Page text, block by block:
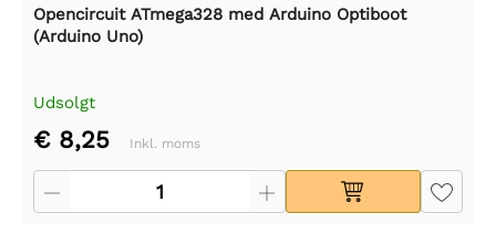
Opencircuit ATmega328 med Arduino Optiboot
(Arduino Uno)
Udsolgt
€ 8,25 Inkl. moms